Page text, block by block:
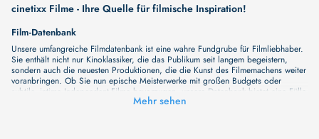
cinetixx Filme - Ihre Quelle für filmische Inspiration!
Film-Datenbank
Unsere umfangreiche Filmdatenbank ist eine wahre Fundgrube für Filmliebhaber.
Sie enthält nicht nur Kinoklassiker, die das Publikum seit langem begeistern,
sondern auch die neuesten Produktionen, die die Kunst des Filmemachens weiter
voranbringen. Ob Sie nun epische Meisterwerke mit großen Budgets oder
subtile, intime Independent-Filme bevorzugen, unsere Datenbank bietet eine Fülle
von Inhalten, die Ihr Herz und Ihren Geist berühren werden. Beim Durchstöbern
Mehr sehen